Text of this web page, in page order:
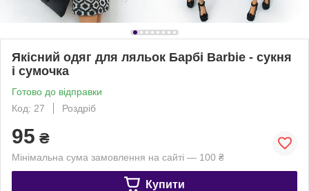
Якісний одяг для ляльок Барбі Barbie - сукня
і сумочка
Готово до відправки
Код: 27
Роздріб
95 ₴
Мінімальна сума замовлення на сайті — 100 ₴
Купити